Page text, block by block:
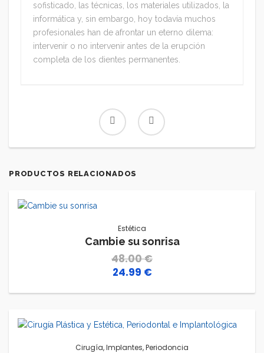
sofisticado, las técnicas, los materiales utilizados, la
informática y, sin embargo, hoy todavía muchos
profesionales han de afrontar un eterno dilema:
intervenir o no intervenir antes de la erupción
completa de los dientes permanentes.
PRODUCTOS RELACIONADOS
Estética
Cambie su sonrisa
48.00€
El
48.00 €.
24.99 €El
24.99 €.
Cirugía,Implantes,Periodoncia